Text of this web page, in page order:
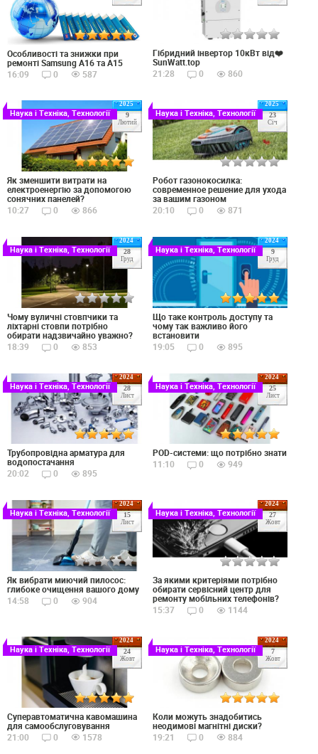
Особливості та знижки при
ремонті Samsung A16 та A15
16:09
0 587
Гібридний інвертор 10кВт від❤️
SunWatt.top
21:28
0 860
2025
9
Лютий
Наука і Техніка, Технології
Як зменшити витрати на
електроенергію за допомогою
сонячних панелей?
10:27
0 866
2025
23
Січ
Наука і Техніка, Технології
Робот газонокосилка:
современное решение для ухода
за вашим газоном
20:10
0 871
2024
28
Груд
Наука і Техніка, Технології
Чому вуличні стовпчики та
ліхтарні стовпи потрібно
обирати надзвичайно уважно?
18:39
0 853
2024
9
Груд
Наука і Техніка, Технології
Що таке контроль доступу та
чому так важливо його
встановити
19:05
0 895
2024
28
Лист
Наука і Техніка, Технології
Трубопровідна арматура для
водопостачання
20:02
0 895
2024
25
Лист
Наука і Техніка, Технології
POD-системи: що потрібно знати
11:10
0 949
2024
15
Лист
Наука і Техніка, Технології
Як вибрати миючий пилосос:
глибоке очищення вашого дому
14:58
0 904
2024
27
Жовт
Наука і Техніка, Технології
За якими критеріями потрібно
обирати сервісний центр для
ремонту мобільних телефонів?
15:37
0 1144
2024
24
Жовт
Наука і Техніка, Технології
Суперавтоматична кавомашина
для самообслуговування
21:00
0 1578
2024
7
Жовт
Наука і Техніка, Технології
Коли можуть знадобитись
неодимові магнітні диски?
19:21
0 884